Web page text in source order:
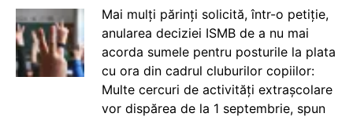
Mai mulți părinți solicită, într-o petiție,
anularea deciziei ISMB de a nu mai
acorda sumele pentru posturile la plata
cu ora din cadrul cluburilor copiilor:
Multe cercuri de activități extrașcolare
vor dispărea de la 1 septembrie, spun